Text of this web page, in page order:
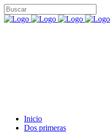
Inicio
Dos primeras